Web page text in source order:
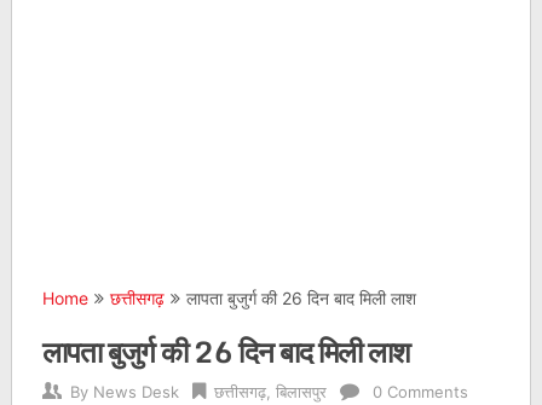
Home छत्तीसगढ़ लापता बुजुर्ग की 26 दिन बाद मिली लाश
लापता बुजुर्ग की 26 दिन बाद मिली लाश
By News Desk छत्तीसगढ़, बिलासपुर 0 Comments